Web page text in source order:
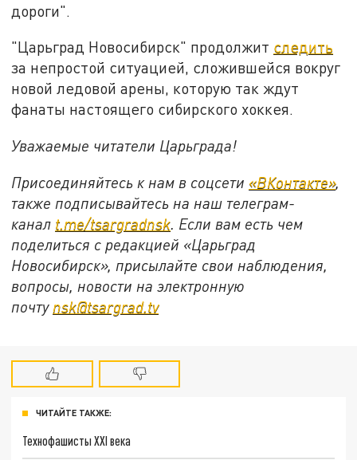
дороги".
"Царьград Новосибирск" продолжит следить
за непростой ситуацией, сложившейся вокруг
новой ледовой арены, которую так ждут
фанаты настоящего сибирского хоккея.
Уважаемые читатели Царьграда!
Присоединяйтесь к нам в соцсети «ВКонтакте»,
также подписывайтесь на наш телеграм-
канал t.me/tsargradnsk . Если вам есть чем
поделиться с редакцией «Царьград
Новосибирск», присылайте свои наблюдения,
вопросы, новости на электронную
почту nsk@tsargrad.tv
ЧИТАЙТЕ ТАКЖЕ:
Технофашисты XXI века